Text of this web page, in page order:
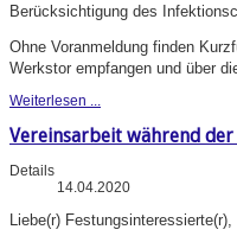
Berücksichtigung des
Ohne Voranmeldung finden
Werkstor empfangen und über
Weiterlesen ...
Vereinsarbeit während
Details
14.04.2020
Liebe(r) Festungsinteressierte(r),